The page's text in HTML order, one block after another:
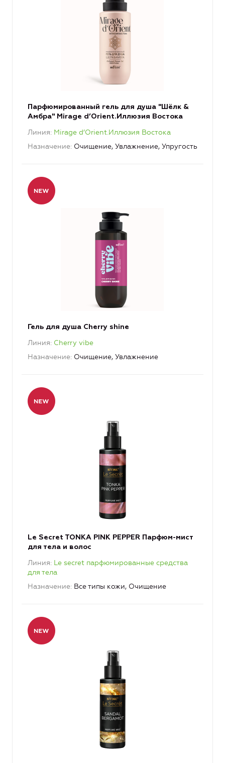
Парфюмированный гель для душа "Шёлк &
Амбра" Mirage d’Orient.Иллюзия Востока
Линия Mirage d’Orient.Иллюзия Востока
Назначение Очищение, Увлажнение, Упругость
Гель для душа Cherry shine
Линия Cherry vibe
Назначение Очищение, Увлажнение
Le Secret TONKA PINK PEPPER Парфюм-мист
для тела и волос
Линия Le secret парфюмированные средства
для тела
Назначение Все типы кожи, Очищение